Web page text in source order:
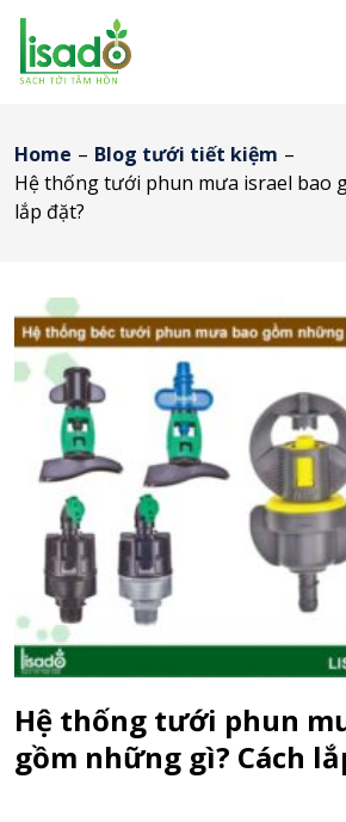
Home – Blog tưới tiết kiệm –
Hệ thống tưới phun mưa israel bao
lắp đặt?
Hệ thống tưới phun
gồm những gì? Cách